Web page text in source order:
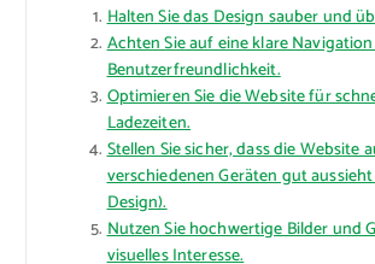
Halten Sie das Design sauber und
Achten Sie auf eine klare
Benutzerfreundlichkeit.
Optimieren Sie die Website für
Ladezeiten.
Stellen Sie sicher, dass die Website
verschiedenen Geräten gut
Design).
Nutzen Sie hochwertige Bilder und
visuelles Interesse.